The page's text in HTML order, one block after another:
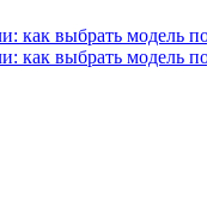
как выбрать модель
как выбрать модель